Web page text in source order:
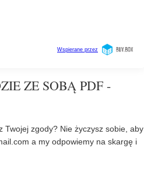
ZE SOBĄ PDF -
Twojej zgody? Nie życzysz sobie, aby
a my odpowiemy na skargę i